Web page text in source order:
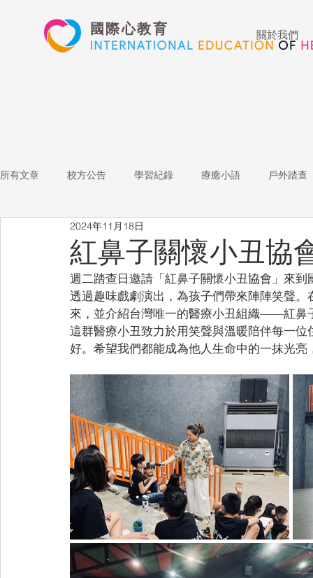
國際心教育 關於我們
所有文章 校方公告 學習紀錄 療癒小語 戶外踏查
表演藝術
心文藝競賽 國際教育 Star of the Week 教師增能
紅鼻子關懷小丑協
2024年11月18日
週二踏查日邀請「紅鼻子關懷小丑協會」來到
透過趣味戲劇演出，為孩子們帶來陣陣笑聲
來，並介紹台灣唯一的醫療小丑組織——紅鼻
這群醫療小丑致力於用笑聲與溫暖陪伴每一
好。希望我們都能成為他人生命中的一抹光